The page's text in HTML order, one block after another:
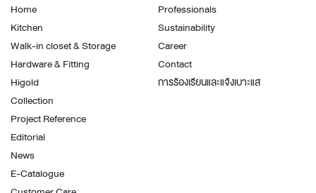
Home
Kitchen
Walk-in closet & Storage
Hardware & Fitting
Higold
Collection
Project Reference
Editorial
News
E-Catalogue
Professionals
Sustainability
Career
Contact
การร้องเรียนและแจ้งเบาะแส